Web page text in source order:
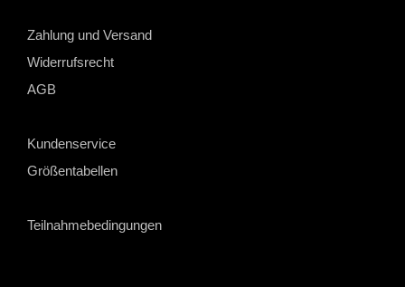
Zahlung und Versand
Widerrufsrecht
AGB
Kundenservice
Größentabellen
Teilnahmebedingungen